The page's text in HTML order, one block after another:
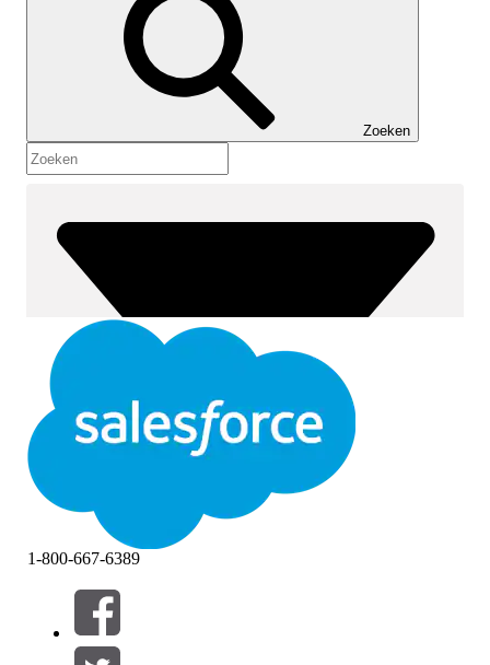
Inhoudsopgave
weergeven
Inhoudsopgave
Zoeken
Filteren op (0)
FILTERS SELECTEREN
1-800-667-6389